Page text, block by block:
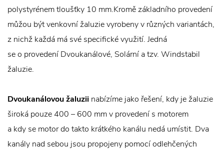
polystyrénem tloušťky 10 mm.Kromě základního provedení
můžou být venkovní žaluzie vyrobeny v různých variantách,
z nichž každá má své specifické využití. Jedná
se o provedení Dvoukanálové, Solární a tzv. Windstabil
žaluzie.
Dvoukanálovou žaluzii nabízíme jako řešení, kdy je žaluzie
široká pouze 400 – 600 mm v provedení s motorem
a kdy se motor do takto krátkého kanálu nedá umístit. Dva
kanály nad sebou jsou propojeny pomocí odlehčených